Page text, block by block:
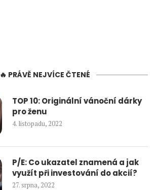
🔥 PRÁVĚ NEJVÍCE ČTENÉ
TOP 10: Originální vánoční dárky
pro ženu
4. listopadu, 2022
P/E: Co ukazatel znamená a jak
využít při investování do akcií?
27. srpna, 2022